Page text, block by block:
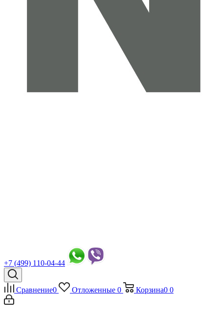
+7 (499) 110-04-44
Сравнение0 Отложенные 0 Корзина0 0